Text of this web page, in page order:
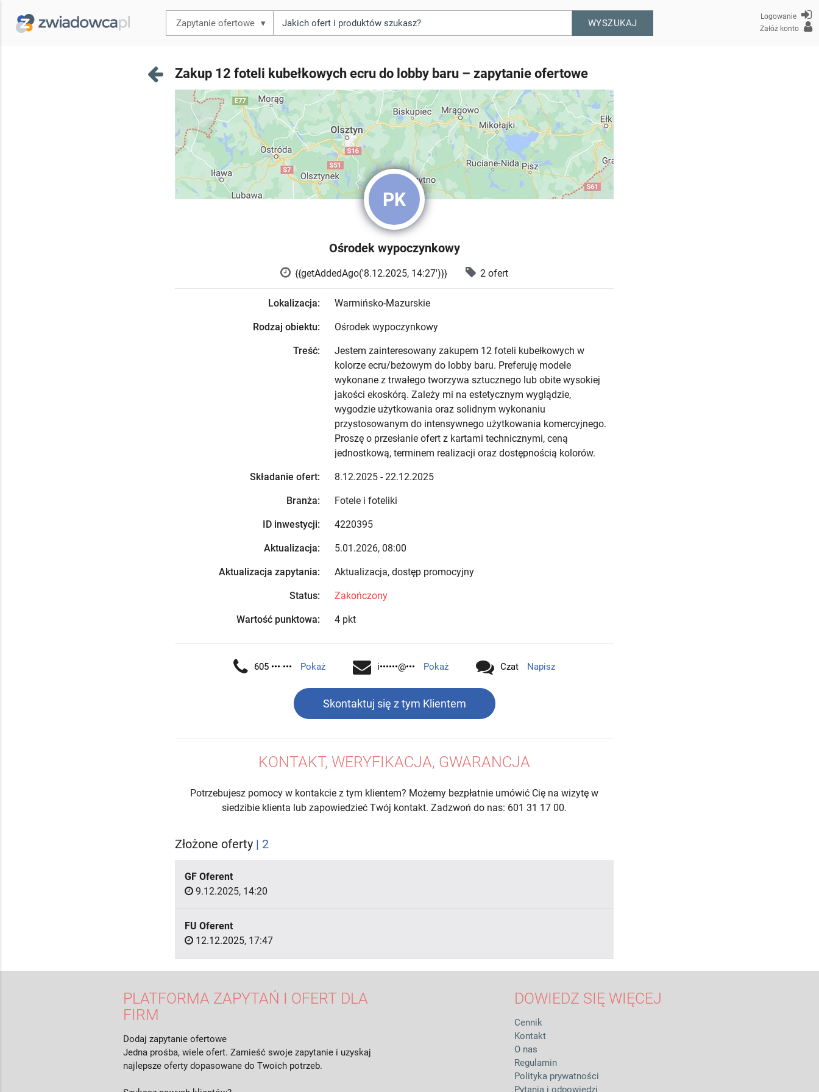
▾ WYSZUKAJ
Logowanie
Załóż konto
Zakup 12 foteli kubełkowych ecru do lobby baru – zapytanie ofertowe
PK
Ośrodek wypoczynkowy
{{getAddedAgo('8.12.2025, 14:27')}} 2 ofert
Lokalizacja: Warmińsko-Mazurskie
Rodzaj obiektu: Ośrodek wypoczynkowy
Treść:
Jestem zainteresowany zakupem 12 foteli kubełkowych w
kolorze ecru/beżowym do lobby baru. Preferuję modele
wykonane z trwałego tworzywa sztucznego lub obite wysokiej
jakości ekoskórą. Zależy mi na estetycznym wyglądzie,
wygodzie użytkowania oraz solidnym wykonaniu
przystosowanym do intensywnego użytkowania komercyjnego.
Proszę o przesłanie ofert z kartami technicznymi, ceną
jednostkową, terminem realizacji oraz dostępnością kolorów.
Składanie ofert: 8.12.2025 - 22.12.2025
Branża: Fotele i foteliki
ID inwestycji: 4220395
Aktualizacja: 5.01.2026, 08:00
Aktualizacja zapytania: Aktualizacja, dostęp promocyjny
Status: Zakończony
Wartość punktowa: 4 pkt
605 ••• ••• Pokaż i••••••@••• Pokaż Czat Napisz
Skontaktuj się z tym Klientem
KONTAKT, WERYFIKACJA, GWARANCJA
Potrzebujesz pomocy w kontakcie z tym klientem? Możemy bezpłatnie umówić Cię na wizytę w
siedzibie klienta lub zapowiedzieć Twój kontakt. Zadzwoń do nas: 601 31 17 00.
Złożone oferty | 2
GF Oferent
9.12.2025, 14:20
FU Oferent
12.12.2025, 17:47
PLATFORMA ZAPYTAŃ I OFERT DLA
FIRM
Dodaj zapytanie ofertowe
Jedna prośba, wiele ofert. Zamieść swoje zapytanie i uzyskaj
najlepsze oferty dopasowane do Twoich potrzeb.
DOWIEDZ SIĘ WIĘCEJ
Cennik
Kontakt
O nas
Regulamin
Polityka prywatności